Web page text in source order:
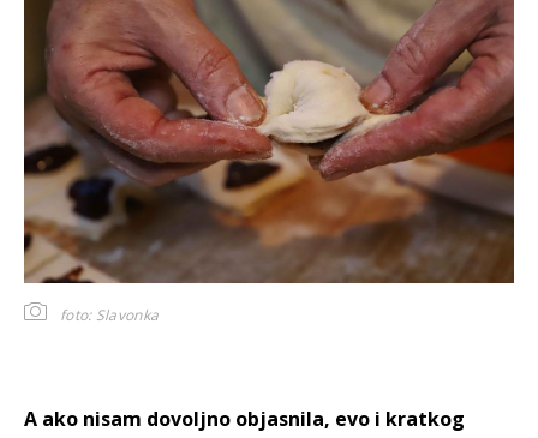
foto: Slavonka
A ako nisam dovoljno objasnila, evo i kratkog